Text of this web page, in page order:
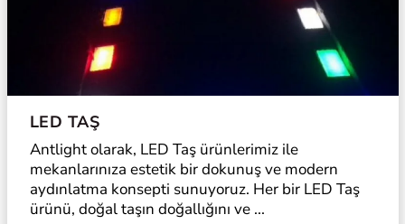
LED TAŞ
Antlight olarak, LED Taş ürünlerimiz ile
mekanlarınıza estetik bir dokunuş ve modern
aydınlatma konsepti sunuyoruz. Her bir LED Taş
ürünü, doğal taşın doğallığını ve ...